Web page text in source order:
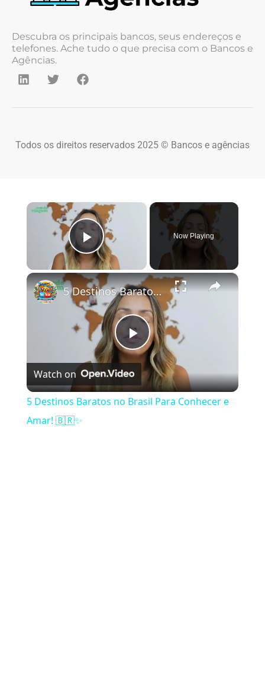
Descubra os principais bancos, seus endereços e
telefones. Ache tudo o que precisa com o Bancos e
Agências.
Todos os direitos reservados 2025 © Bancos e agências
×
Play Video
Now Playing
×
Play Video
5 Destinos Baratos no Brasil Para Conhecer e Amar! 🇧🇷✨
Watch on
5 Destinos Baratos no Brasil Para Conhecer e
Amar! 🇧🇷✨